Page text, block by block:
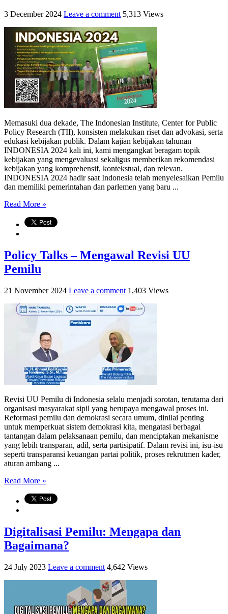
3 December 2024 Leave a comment 5,313 Views
Memasuki dua dekade, The Indonesian Institute, Center for Public
Policy Research (TII), konsisten melakukan riset dan advokasi, serta
edukasi kebijakan publik. Dalam kajian kebijakan tahunan
INDONESIA 2024 kali ini, kami mengangkat beragam topik
kebijakan yang mengevaluasi sekaligus memberikan rekomendasi
kebijakan yang komprehensif, kontekstual, dan relevan.
INDONESIA 2024 hadir saat Indonesia telah menyelesaikan Pemilu
dan memiliki pemerintahan dan parlemen yang baru ...
Read More »
Policy Talks – Mengawal Revisi UU
Pemilu
21 November 2024 Leave a comment 1,403 Views
Revisi UU Pemilu di Indonesia selalu menjadi sorotan, terutama dari
organisasi masyarakat sipil yang berupaya mengawal proses ini.
Reformasi pemilu dan demokrasi secara umum, dinilai penting
untuk memperkuat sistem demokrasi kita, mengatasi berbagai
tantangan dalam pelaksanaan pemilu, dan menciptakan mekanisme
yang lebih transparan, adil, serta partisipatif. Dalam revisi ini, isu-isu
seperti transparansi keuangan partai politik, proses rekrutmen kader,
aturan ambang ...
Read More »
Digitalisasi Pemilu: Mengapa dan
Bagaimana?
24 July 2023 Leave a comment 4,642 Views